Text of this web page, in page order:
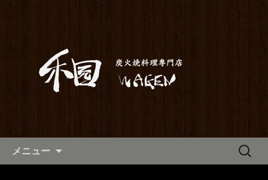
和元からのお知らせ
わった炭火焼き料理をご提供しており
ます。2階はお座敷で宴会や歓送迎会に
もご利用いただけます。ホテル京阪か
メニュー
検